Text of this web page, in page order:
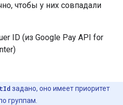
чтобы у них совпадали
ID (из Google Pay API for
задано, оно имеет приоритет
группам.